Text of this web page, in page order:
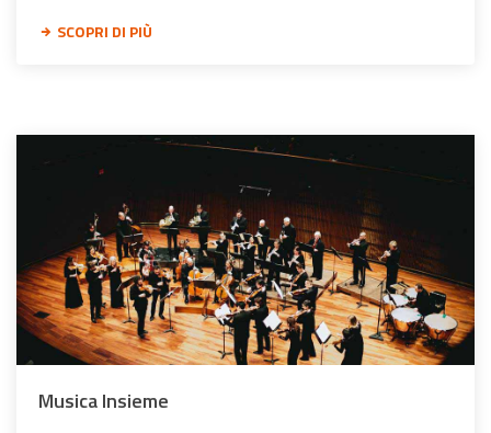
SCOPRI DI PIÙ
Musica Insieme